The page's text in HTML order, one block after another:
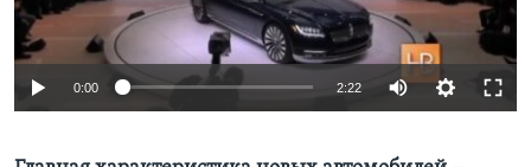
Learning English
0:00 2:22